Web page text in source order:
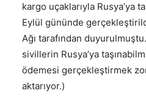
kargo uçaklarıyla Rusya’ya
Eylül gününde
Ağı tarafından duyurulmuştu.
sivillerin Rusya’ya
ödemesi gerçekleştirmek
aktarıyor.)